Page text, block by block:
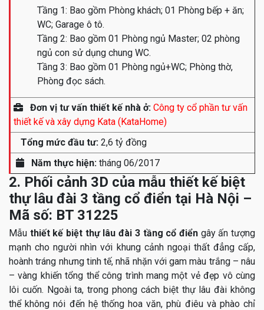
Tầng 1: Bao gồm Phòng khách; 01 Phòng bếp + ăn;
WC; Garage ô tô.
Tầng 2: Bao gồm 01 Phòng ngủ Master; 02 phòng
ngủ con sử dụng chung WC.
Tầng 3: Bao gồm 01 Phòng ngủ+WC; Phòng thờ,
Phòng đọc sách.
Đơn vị tư vấn thiết kế nhà ở: Công ty cổ phần tư vấn
thiết kế và xây dựng Kata (KataHome)
Tổng mức đầu tư: 2,6 tỷ đồng
Năm thực hiện: tháng 06/2017
2. Phối cảnh 3D của mẫu thiết kế biệt
thự lâu đài 3 tầng cổ điển tại Hà Nội –
Mã số: BT 31225
Mẫu thiết kế biệt thự lâu đài 3 tầng cổ điểngây ấn tượng
mạnh cho người nhìn với khung cảnh ngoại thất đẳng cấp,
hoành tráng nhưng tinh tế, nhã nhặn với gam màu trắng – nâu
– vàng khiến tổng thể công trình mang một vẻ đẹp vô cùng
lôi cuốn. Ngoài ta, trong phong cách biệt thự lâu đài không
thể không nói đến hệ thống hoa văn, phù điêu và phào chỉ